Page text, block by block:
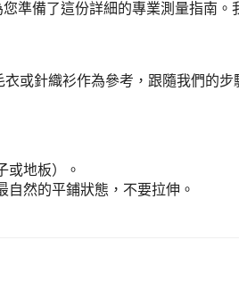
您準備了這份詳細的專業測量指南
或針織衫作為參考，跟隨我們的
或地板）。
然的平鋪狀態，不要拉伸。